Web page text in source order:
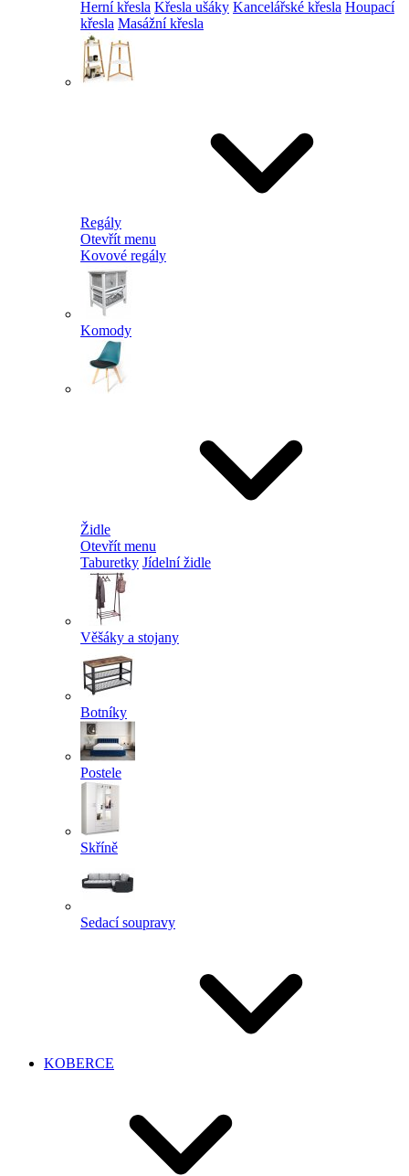
Herní křesla Křesla ušáky Kancelářské křesla Houpací
křesla Masážní křesla
Regály
Otevřít menu
Kovové regály
Komody
Židle
Otevřít menu
Taburetky Jídelní židle
Věšáky a stojany
Botníky
Postele
Skříně
Sedací soupravy
KOBERCE